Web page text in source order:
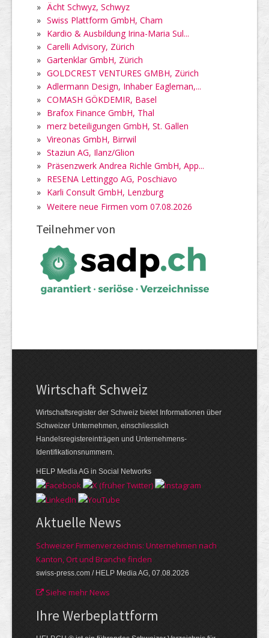
» Ächt Schwyz, Schwyz
» Swiss Plattform GmbH, Cham
» Kardio & Ausbildung Irina-Maria Sul...
» Carelli Advisory, Zürich
» Gartenklar GmbH, Zürich
» GOLDCREST VENTURES GMBH, Zürich
» Adlermann Design, Inhaber Eagleman,...
» COMASH GÖKDEMIR, Basel
» Brafox Finance GmbH, Thal
» merz beteiligungen GmbH, St. Gallen
» Vireonas GmbH, Birrwil
» Staziun AG, Ilanz/Glion
» Präsenzwerk Andrea Richle GmbH, App...
» RESENA Lettinggo AG, Poschiavo
» Karli Consult GmbH, Lenzburg
» Weitere neue Firmen vom 07.08.2026
Teilnehmer von
Wirtschaft Schweiz
Wirtschaftsregister der Schweiz bietet Informationen über
Schweizer Unternehmen, einschliesslich
Handelsregistereinträgen und Unternehmens-
Identifikationsnummern.
HELP Media AG in Social Networks
Aktuelle News
Schweizer Firmenverzeichnis: Unternehmen nach
Kanton, Ort und Branche finden
swiss-press.com / HELP Media AG, 07.08.2026
Siehe mehr News
Ihre Werbe­plattform